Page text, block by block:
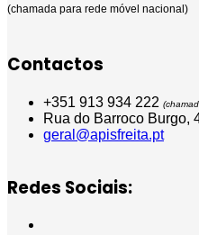
(chamada para rede móvel nacional)
Contactos
+351 913 934 222
Rua do Barroco Burgo,
geral@apisfreita.pt
Redes Sociais: